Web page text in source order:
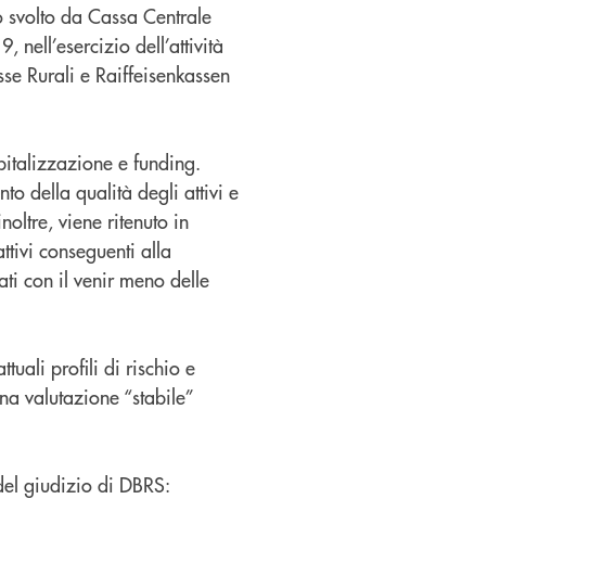
da Cassa Centrale
nell’esercizio dell’attività
Rurali e Raiffeisenkassen
e funding.
della qualità degli attivi e
viene ritenuto in
conseguenti alla
con il venir meno delle
profili di rischio e
valutazione “stabile”
giudizio di DBRS: